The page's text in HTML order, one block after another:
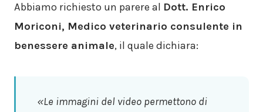
Abbiamo richiesto un parere al Dott. Enrico
Moriconi, Medico veterinario consulente in
benessere animale, il quale dichiara:
«Le immagini del video permettono di